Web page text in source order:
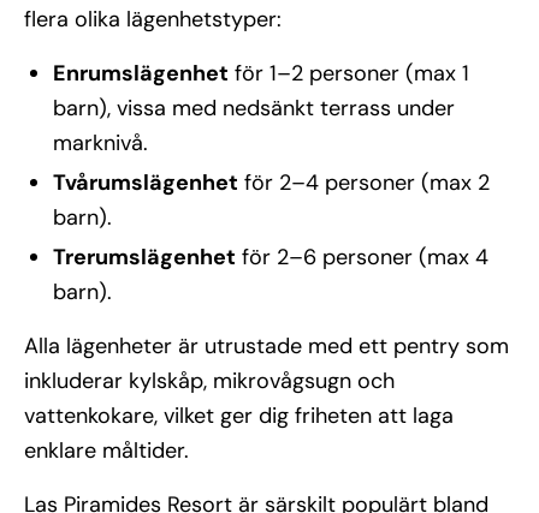
flera olika lägenhetstyper:
Enrumslägenhet för 1–2 personer (max 1
barn), vissa med nedsänkt terrass under
marknivå.
Tvårumslägenhet för 2–4 personer (max 2
barn).
Trerumslägenhet för 2–6 personer (max 4
barn).
Alla lägenheter är utrustade med ett pentry som
inkluderar kylskåp, mikrovågsugn och
vattenkokare, vilket ger dig friheten att laga
enklare måltider.
Las Piramides Resort är särskilt populärt bland